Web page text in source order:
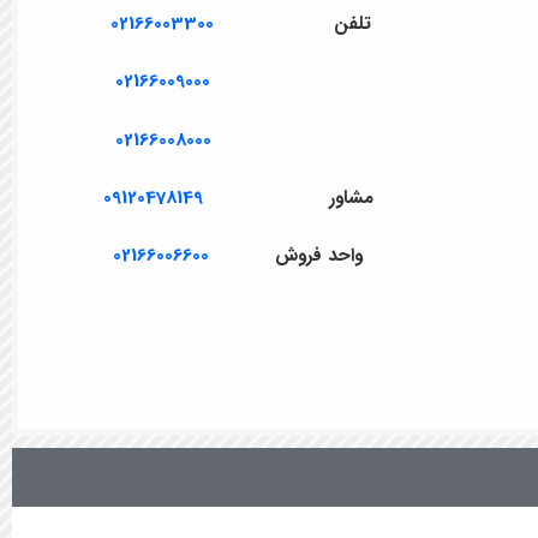
تلفن 02166003300
02166009000
02166008000
مشاور09120478149
واحد فروش 02166006600